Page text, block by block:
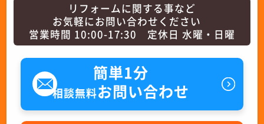
リフォームに関する事など
お気軽にお問い合わせください
営業時間 10:00-17:30 定休日 水曜・日曜
簡単1分
相談無料お問い合わせ